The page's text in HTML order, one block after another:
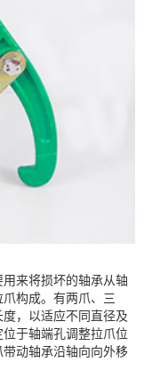
来将损坏的轴承从轴
构成。有两爪、三
，以适应不同直径及
于轴端孔调整拉爪位
动轴承沿轴向向外移